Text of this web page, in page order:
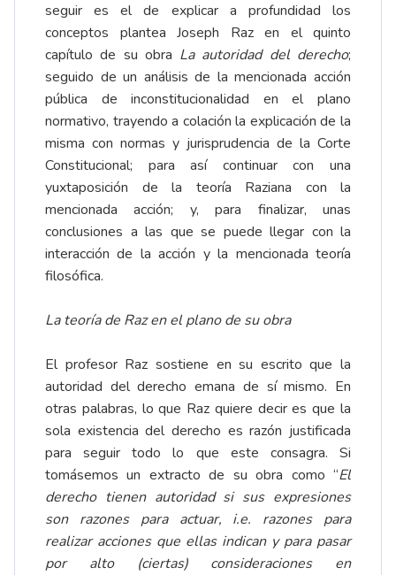
seguir es el de explicar a profundidad los
conceptos plantea Joseph Raz en el quinto
capítulo de su obra La autoridad del derecho;
seguido de un análisis de la mencionada acción
pública de inconstitucionalidad en el plano
normativo, trayendo a colación la explicación de la
misma con normas y jurisprudencia de la Corte
Constitucional; para así continuar con una
yuxtaposición de la teoría Raziana con la
mencionada acción; y, para finalizar, unas
conclusiones a las que se puede llegar con la
interacción de la acción y la mencionada teoría
filosófica.
La teoría de Raz en el plano de su obra
El profesor Raz sostiene en su escrito que la
autoridad del derecho emana de sí mismo. En
otras palabras, lo que Raz quiere decir es que la
sola existencia del derecho es razón justificada
para seguir todo lo que este consagra. Si
tomásemos un extracto de su obra como “El
derecho tienen autoridad si sus expresiones
son
razones para actuar, i.e. razones para
realizar acciones que ellas indican y para pasar
por alto (ciertas) consideraciones en